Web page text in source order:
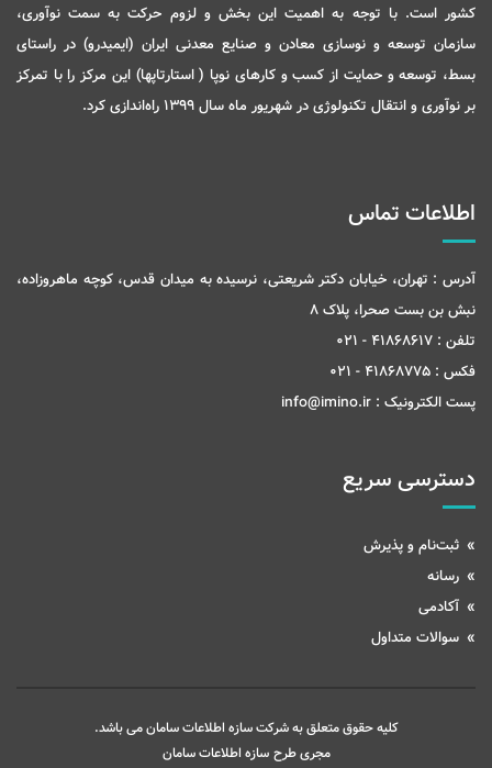
کشور است. با توجه به اهمیت این بخش و لزوم حرکت به سمت نوآوری،
سازمان توسعه و نوسازی معادن و صنایع معدنی ایران (ایمیدرو) در راستای
بسط، توسعه و حمایت از کسب و کارهای نوپا ( استارتاپها) این مرکز را با تمرکز
بر نوآوری و انتقال تکنولوژی در شهریور ماه سال 1399 راه‌اندازی کرد.
اطلاعات تماس
آدرس : تهران، خیابان دکتر شریعتی، نرسیده به میدان قدس، کوچه ماهروزاده،
نبش بن بست صحرا، پلاک 8
تلفن : 41868617 - 021
فکس : 41868775 - 021
پست الکترونیک : info@imino.ir
دسترسی سریع
ثبت‌نام و پذیرش
رسانه
آکادمی
سوالات متداول
کلیه حقوق متعلق به شرکت سازه اطلاعات سامان می باشد.
مجری طرح سازه اطلاعات سامان